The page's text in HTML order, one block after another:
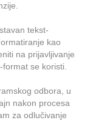
tekst-
kao
na prijavljivanje
se koristi.
odbora, u
nakon procesa
za odlučivanje